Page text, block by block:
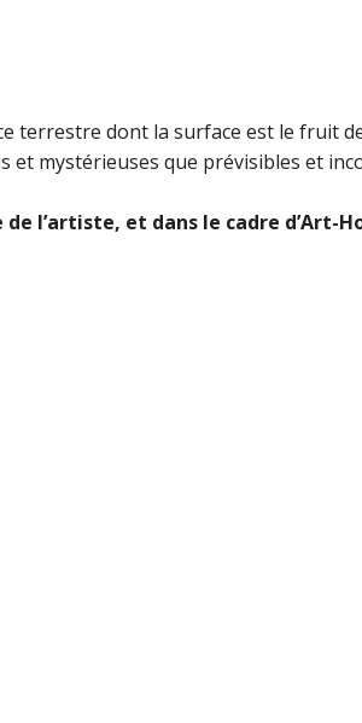
terrestre dont la surface est le fruit
mystérieuses que prévisibles et
l’artiste, et dans le cadre d’Art-